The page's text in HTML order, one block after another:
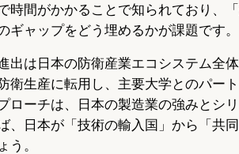
時間がかかることで知られており、
ギャップをどう埋めるかが課題です。
出は日本の防衛産業エコシステム全
衛生産に転用し、主要大学とのパー
ローチは、日本の製造業の強みとシ
、日本が「技術の輸入国」から「共
う。